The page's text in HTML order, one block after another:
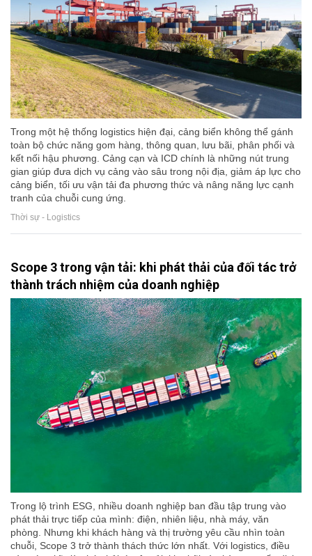
Trong một hệ thống logistics hiện đại, cảng biển không thể gánh
toàn bộ chức năng gom hàng, thông quan, lưu bãi, phân phối và
kết nối hậu phương. Cảng cạn và ICD chính là những nút trung
gian giúp đưa dịch vụ cảng vào sâu trong nội địa, giảm áp lực cho
cảng biển, tối ưu vận tải đa phương thức và nâng năng lực cạnh
tranh của chuỗi cung ứng.
Thời sự - Logistics
Scope 3 trong vận tải: khi phát thải của đối tác trở
thành trách nhiệm của doanh nghiệp
Trong lộ trình ESG, nhiều doanh nghiệp ban đầu tập trung vào
phát thải trực tiếp của mình: điện, nhiên liệu, nhà máy, văn
phòng. Nhưng khi khách hàng và thị trường yêu cầu nhìn toàn
chuỗi, Scope 3 trở thành thách thức lớn nhất. Với logistics, điều